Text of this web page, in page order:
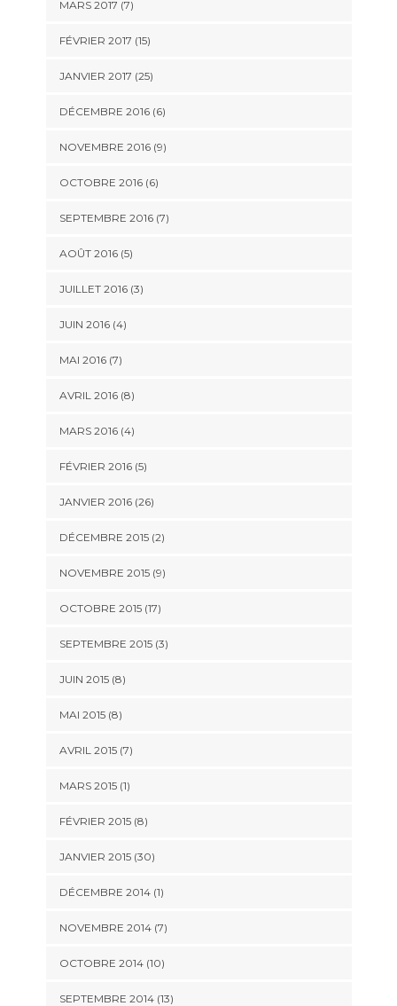
MARS 2017 (7)
FÉVRIER 2017 (15)
JANVIER 2017 (25)
DÉCEMBRE 2016 (6)
NOVEMBRE 2016 (9)
OCTOBRE 2016 (6)
SEPTEMBRE 2016 (7)
AOÛT 2016 (5)
JUILLET 2016 (3)
JUIN 2016 (4)
MAI 2016 (7)
AVRIL 2016 (8)
MARS 2016 (4)
FÉVRIER 2016 (5)
JANVIER 2016 (26)
DÉCEMBRE 2015 (2)
NOVEMBRE 2015 (9)
OCTOBRE 2015 (17)
SEPTEMBRE 2015 (3)
JUIN 2015 (8)
MAI 2015 (8)
AVRIL 2015 (7)
MARS 2015 (1)
FÉVRIER 2015 (8)
JANVIER 2015 (30)
DÉCEMBRE 2014 (1)
NOVEMBRE 2014 (7)
OCTOBRE 2014 (10)
SEPTEMBRE 2014 (13)